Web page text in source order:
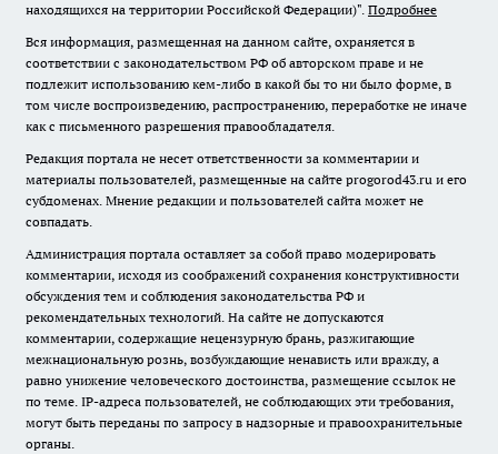
находящихся на территории Российской Федерации)". Подробнее
Вся информация, размещенная на данном сайте, охраняется в
соответствии с законодательством РФ об авторском праве и не
подлежит использованию кем-либо в какой бы то ни было форме, в
том числе воспроизведению, распространению, переработке не иначе
как с письменного разрешения правообладателя.
Редакция портала не несет ответственности за комментарии и
материалы пользователей, размещенные на сайте progorod43.ru и его
субдоменах. Мнение редакции и пользователей сайта может не
совпадать.
Администрация портала оставляет за собой право модерировать
комментарии, исходя из соображений сохранения конструктивности
обсуждения тем и соблюдения законодательства РФ и
рекомендательных технологий. На сайте не допускаются
комментарии, содержащие нецензурную брань, разжигающие
межнациональную рознь, возбуждающие ненависть или вражду, а
равно унижение человеческого достоинства, размещение ссылок не
по теме. IP-адреса пользователей, не соблюдающих эти требования,
могут быть переданы по запросу в надзорные и правоохранительные
органы.